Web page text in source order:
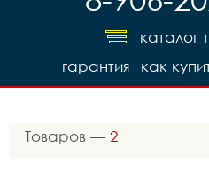
каталог
как
гарантия
Товаров — 2